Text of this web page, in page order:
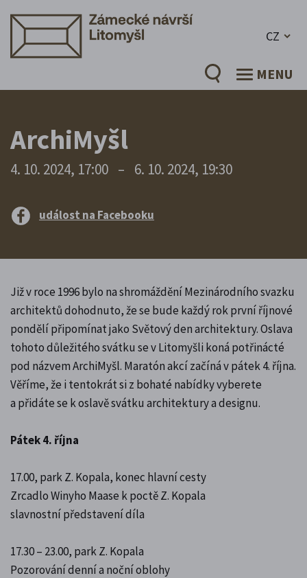
CZ
MENU
ArchiMyšl
4. 10. 2024, 17:00 – 6. 10. 2024, 19:30
událost na Facebooku
Již v roce 1996 bylo na shromáždění Mezinárodního svazku
architektů dohodnuto, že se bude každý rok první říjnové
pondělí připomínat jako Světový den architektury. Oslava
tohoto důležitého svátku se v Litomyšli koná potřinácté
pod názvem ArchiMyšl. Maratón akcí začíná v pátek 4. října.
Věříme, že i tentokrát si z bohaté nabídky vyberete
a přidáte se k oslavě svátku architektury a designu.
Pátek 4. října
17.00, park Z. Kopala, konec hlavní cesty
Zrcadlo Winyho Maase k poctě Z. Kopala
slavnostní představení díla
17.30 – 23.00, park Z. Kopala
Pozorování denní a noční oblohy